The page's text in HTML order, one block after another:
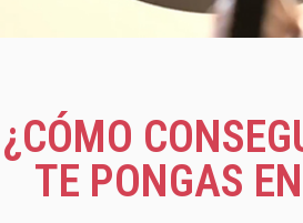
¿CÓMO
TE PONGAS